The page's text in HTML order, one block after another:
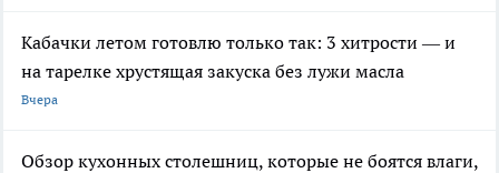
Кабачки летом готовлю только так: 3 хитрости — и
на тарелке хрустящая закуска без лужи масла
Вчера
Обзор кухонных столешниц, которые не боятся влаги,